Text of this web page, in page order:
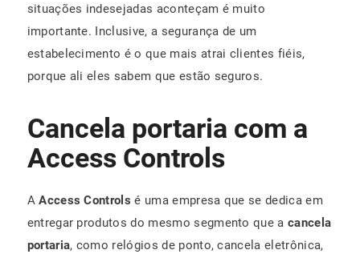
situações indesejadas aconteçam é muito
importante. Inclusive, a segurança de um
estabelecimento é o que mais atrai clientes fiéis,
porque ali eles sabem que estão seguros.
Cancela portaria com a
Access Controls
AAccess Controls é uma empresa que se dedica em
entregar produtos do mesmo segmento que acancela
portaria, como relógios de ponto, cancela eletrônica,